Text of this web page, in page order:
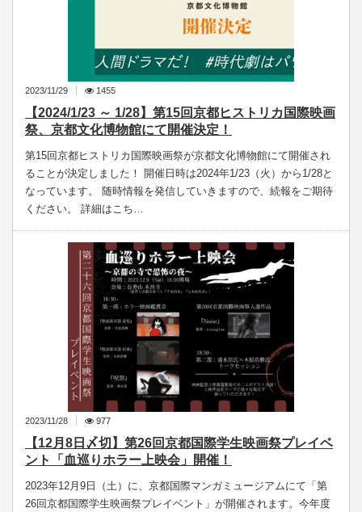
2023/11/29 1455
【2024/1/23 ～ 1/28】第15回京都ヒストリカ国際映画
祭、京都文化博物館にて開催決定！
第15回京都ヒストリカ国際映画祭が京都文化博物館にて開催され
ることが決定しました！ 開催日時は2024年1/23（火）から1/28と
なっています。 随時情報を発信していきますので、続報をご期待
ください。 詳細はこち…
2023/11/28 977
【12月8日〆切】第26回京都国際学生映画祭プレイベ
ント「血巡りホラー上映会」開催！
2023年12月9日（土）に、京都国際マンガミュージアムにて「第
26回京都国際学生映画祭プレイベント」が開催されます。今年度